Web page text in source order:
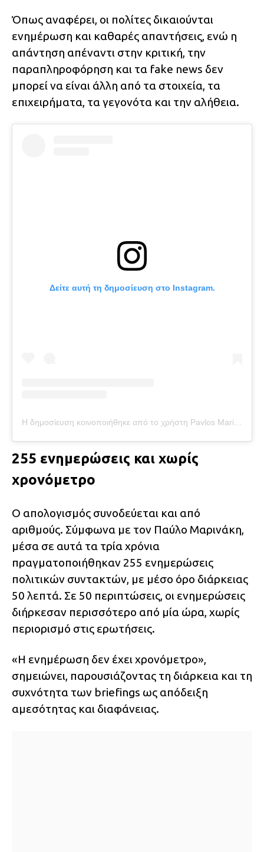
Όπως αναφέρει, οι πολίτες δικαιούνται
ενημέρωση και καθαρές απαντήσεις, ενώ η
απάντηση απέναντι στην κριτική, την
παραπληροφόρηση και τα fake news δεν
μπορεί να είναι άλλη από τα στοιχεία, τα
επιχειρήματα, τα γεγονότα και την αλήθεια.
Δείτε αυτή τη δημοσίευση στο Instagram.
Η δημοσίευση κοινοποιήθηκε από το χρήστη Pavlos Marinakis (@pavlosmarinakis)
255 ενημερώσεις και χωρίς
χρονόμετρο
Ο απολογισμός συνοδεύεται και από
αριθμούς. Σύμφωνα με τον Παύλο Μαρινάκη,
μέσα σε αυτά τα τρία χρόνια
πραγματοποιήθηκαν 255 ενημερώσεις
πολιτικών συντακτών, με μέσο όρο διάρκειας
50 λεπτά. Σε 50 περιπτώσεις, οι ενημερώσεις
διήρκεσαν περισσότερο από μία ώρα, χωρίς
περιορισμό στις ερωτήσεις.
«Η ενημέρωση δεν έχει χρονόμετρο»,
σημειώνει, παρουσιάζοντας τη διάρκεια και τη
συχνότητα των briefings ως απόδειξη
αμεσότητας και διαφάνειας.